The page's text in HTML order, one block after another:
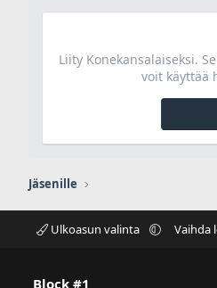
Liity Konekansalaiseksi.
voit käyttää
Jäsenille
Ulkoasun valinta Vaihda
Block #1